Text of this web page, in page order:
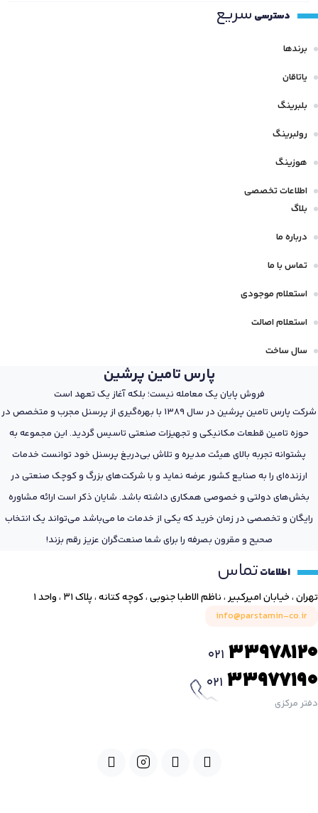
دسترسی سریع
برندها
یاتاقان
بلبرینگ
رولبرینگ
هوزینگ
اطلاعات تخصصی
بلاگ
درباره ما
تماس با ما
استعلام موجودی
استعلام اصالت
سال ساخت
پارس تامین پرشین
فروش پایان یک معامله نیست؛ بلکه آغاز یک تعهد است
شرکت پارس تامین پرشین در سال 1389 با بهره‌گیری از پرسنل مجرب و متخصص در
حوزه تامین قطعات مکانیکی و تجهیزات صنعتی تاسیس گردید. این مجموعه به
پشتوانه تجربه بالای هیئت مدیره و تلاش بی‌دریغ پرسنل خود توانست خدمات
ارزنده‌ای را به صنایع کشور عرضه نماید و با شرکت‌های بزرگ و کوچک صنعتی در
بخش‌های دولتی و خصوصی همکاری داشته باشد. شایان ذکر است ارائه مشاوره
رایگان و تخصصی در زمان خرید که یکی از خدمات ما می‌باشد می‌تواند یک انتخاب
صحیح و مقرون بصرفه را برای شما صنعت‌گران عزیز رقم بزند!
اطلاعاتتماس
تهران ، خیابان امیرکبیر ، ناظم الاطبا جنوبی ، کوچه کتانه ، پلاک ۳۱ ، واحد ۱
info@parstamin-co.ir
021 33978120
021 33977190
دفتر مرکزی